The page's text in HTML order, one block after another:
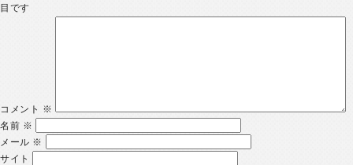
目です
コメント ※
名前 ※
メール ※
サイト